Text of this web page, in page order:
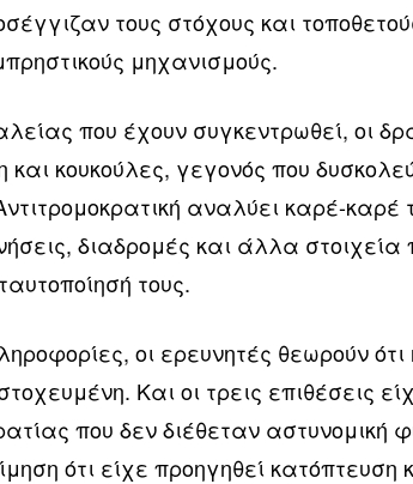
τους στόχους και
μηχανισμούς.
που έχουν συγκεντρωθεί, οι
κουκούλες, γεγονός που
αναλύει καρέ-καρέ
διαδρομές και άλλα
τους.
οι ερευνητές θεωρούν
Και οι τρεις επιθέσεις
που δεν διέθεταν αστυνομική
ότι είχε προηγηθεί κατόπτευση